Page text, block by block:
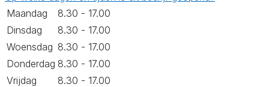
Maandag
8.30 - 17.00
Dinsdag
8.30 - 17.00
Woensdag 8.30 - 17.00
Donderdag 8.30 - 17.00
Vrijdag
8.30 - 17.00